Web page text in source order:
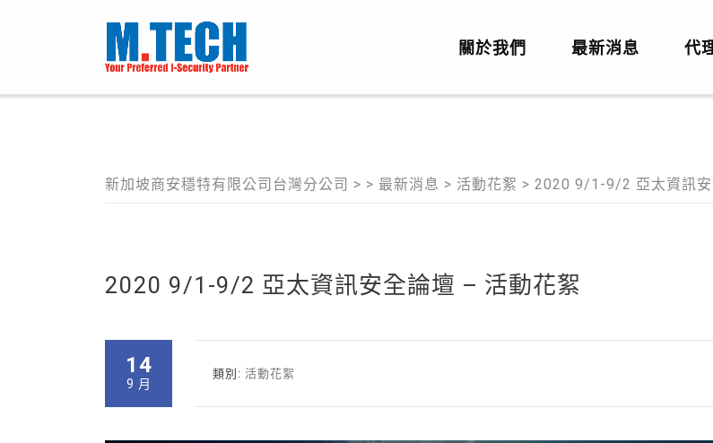
關於我們 最新消息 代
新加坡商安穩特有限公司台灣分公司 > > 最新消息 > 活動花絮 > 2020 9/1-9/2 亞太資訊安
2020 9/1-9/2 亞太資訊安全論壇 – 活動花絮
14
9 月
類別: 活動花絮